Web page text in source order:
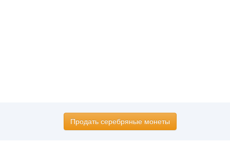
Продать серебряные монеты